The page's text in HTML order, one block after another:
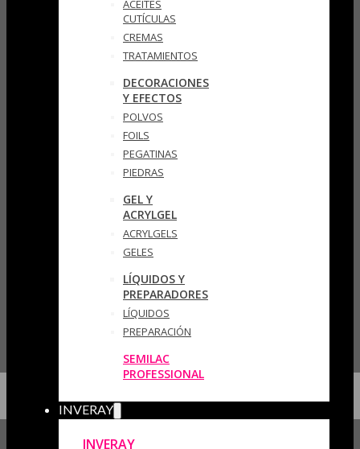
ACEITES
CUTÍCULAS
CREMAS
TRATAMIENTOS
DECORACIONES
Y EFECTOS
POLVOS
FOILS
PEGATINAS
PIEDRAS
GEL Y
ACRYLGEL
ACRYLGELS
GELES
LÍQUIDOS Y
PREPARADORES
LÍQUIDOS
PREPARACIÓN
SEMILAC
PROFESSIONAL
INVERAY
INVERAY